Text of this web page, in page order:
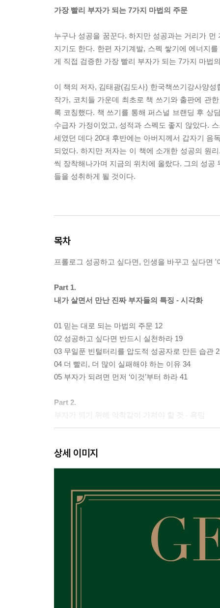
가장 빨리 부자가 되는 7가지 마법의 주문
누구나 성공을 꿈꾼다. 하지만 성공과는 거리가
지기도 한다. 한편 자기계발, 스펙 쌓기에 에너지
게 직접 검증한 가장 빨리 부자가 되는 7가지 마법
이 책의 저자, 김태광(김도사) 한국책쓰기강사양
작가, 코치들 가운데 최초로 책 쓰기와 출판에 관
록 코칭했다. 책 쓰기를 통해 퍼스널 브랜딩 후 상
수급자 가정이었고, 성적과 스펙도 좋지 않았다.
세였던 데다 20대 후반에는 아버지께서 갑자기 음
되었다. 하지만 저자는 이 책에 소개한 성공의 원
씩 장착해나가며 지금의 위치에 올랐다. 그의 성
들을 성취하게 될 것이다.
목차
프롤로그 성공하고 싶다면, 인생을 바꾸고 싶다면 '
Part 1.
내가 살면서 만난 진짜 부자들의 특징 - 시각화
01 믿는 대로 되는 마법의 주문 12
02 성공하고 싶다면 반드시 실천하라 19
03 무일푼 빈털터리를 압도적 성공자로 만든 습관
04 더 빨리, 더 많이 실패해야 하는 이유 34
05 부자가 되려면 먼저 ‘이것’부터 하라 41
Part 2.
02 부자가 되기 위해 악착같이 가져야 할 것 56
03 끌어당김의 법칙으로 100억을 현실로 만든 비결
05 놀랍도록 다 이루어지고 있다 76
많이 읽지 말고 제대로 읽어라 - 독서
01 원하는 것을 얻고 싶다면 읽어라 84
상세 이미지